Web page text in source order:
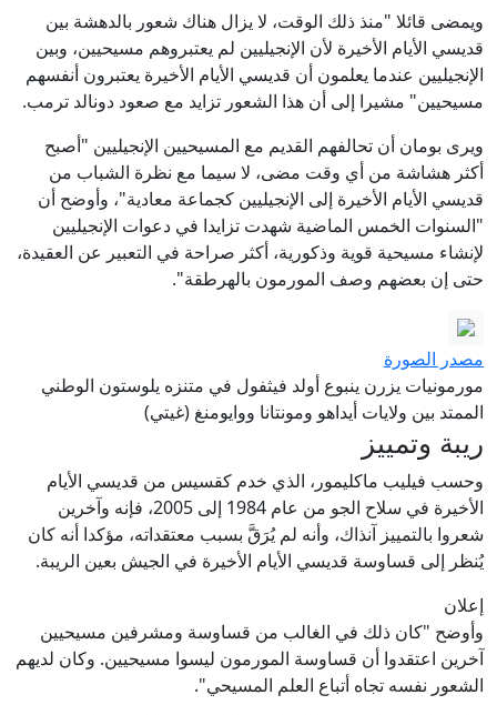
ويمضى قائلا "منذ ذلك الوقت، لا يزال هناك شعور بالدهشة بين
قديسي الأيام الأخيرة لأن الإنجيليين لم يعتبروهم مسيحيين، وبين
الإنجيليين عندما يعلمون أن قديسي الأيام الأخيرة يعتبرون أنفسهم
مسيحيين" مشيرا إلى أن هذا الشعور تزايد مع صعود دونالد ترمب.
ويرى بومان أن تحالفهم القديم مع المسيحيين الإنجيليين "أصبح
أكثر هشاشة من أي وقت مضى، لا سيما مع نظرة الشباب من
قديسي الأيام الأخيرة إلى الإنجيليين كجماعة معادية"، وأوضح أن
"السنوات الخمس الماضية شهدت تزايدا في دعوات الإنجيليين
لإنشاء مسيحية قوية وذكورية، أكثر صراحة في التعبير عن العقيدة،
حتى إن بعضهم وصف المورمون بالهرطقة".
مصدر الصورة
مورمونيات يزرن ينبوع أولد فيثفول في متنزه يلوستون الوطني
الممتد بين ولايات أيداهو ومونتانا ووايومنغ (غيتي)
ريبة وتمييز
وحسب فيليب ماكليمور، الذي خدم كقسيس من قديسي الأيام
الأخيرة في سلاح الجو من عام 1984 إلى 2005، فإنه وآخرين
شعروا بالتمييز آنذاك، وأنه لم يُرَقَّ بسبب معتقداته، مؤكدا أنه كان
يُنظر إلى قساوسة قديسي الأيام الأخيرة في الجيش بعين الريبة.
إعلان
وأوضح "كان ذلك في الغالب من قساوسة ومشرفين مسيحيين
آخرين اعتقدوا أن قساوسة المورمون ليسوا مسيحيين. وكان لديهم
الشعور نفسه تجاه أتباع العلم المسيحي".